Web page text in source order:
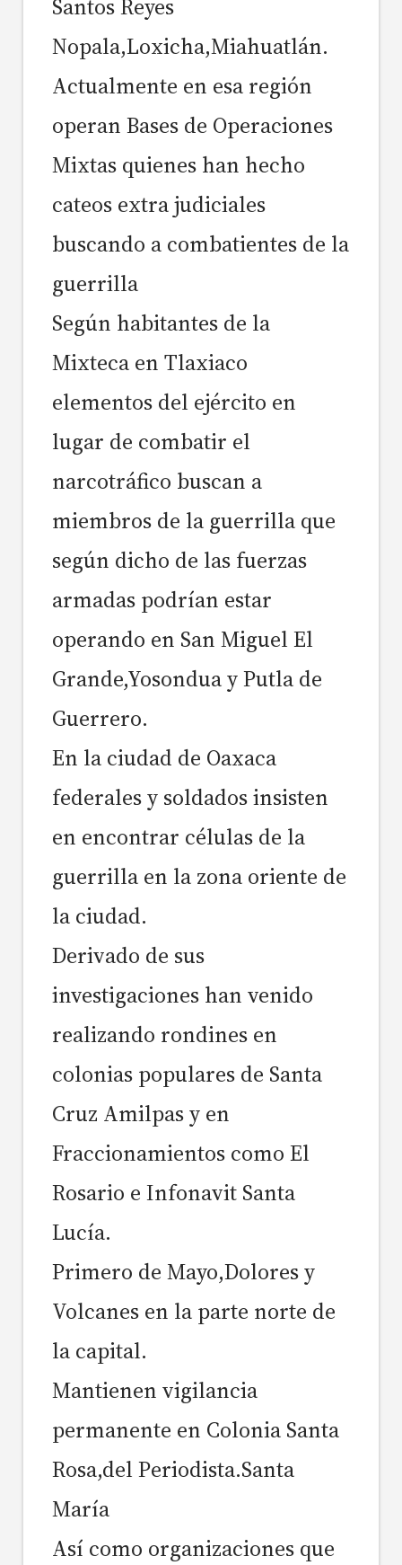
Santos Reyes
Nopala,Loxicha,Miahuatlán.
Actualmente en esa región
operan Bases de Operaciones
Mixtas quienes han hecho
cateos extra judiciales
buscando a combatientes de la
guerrilla
Según habitantes de la
Mixteca en Tlaxiaco
elementos del ejército en
lugar de combatir el
narcotráfico buscan a
miembros de la guerrilla que
según dicho de las fuerzas
armadas podrían estar
operando en San Miguel El
Grande,Yosondua y Putla de
Guerrero.
En la ciudad de Oaxaca
federales y soldados insisten
en encontrar células de la
guerrilla en la zona oriente de
la ciudad.
Derivado de sus
investigaciones han venido
realizando rondines en
colonias populares de Santa
Cruz Amilpas y en
Fraccionamientos como El
Rosario e Infonavit Santa
Lucía.
Primero de Mayo,Dolores y
Volcanes en la parte norte de
la capital.
Mantienen vigilancia
permanente en Colonia Santa
Rosa,del Periodista.Santa
María
Así como organizaciones que